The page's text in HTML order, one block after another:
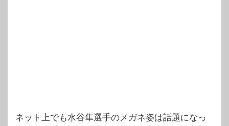
ネット上でも水谷隼選手のメガネ姿は話題になっ